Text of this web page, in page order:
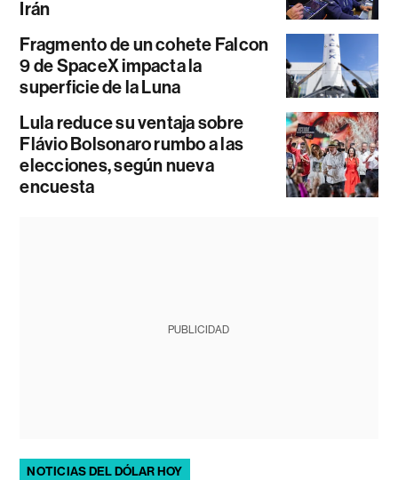
Irán
Fragmento de un cohete Falcon
9 de SpaceX impacta la
superficie de la Luna
Lula reduce su ventaja sobre
Flávio Bolsonaro rumbo a las
elecciones, según nueva
encuesta
PUBLICIDAD
NOTICIAS DEL DÓLAR HOY